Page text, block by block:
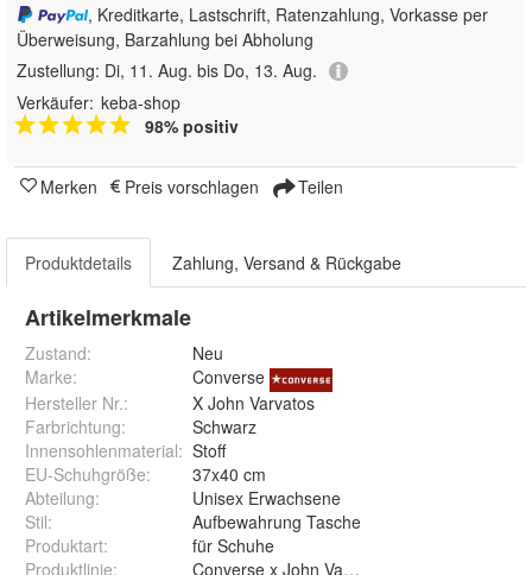
, Kreditkarte, Lastschrift, Ratenzahlung, Vorkasse per
Überweisung, Barzahlung bei Abholung
Zustellung: Di, 11. Aug. bis Do, 13. Aug.
Verkäufer: keba-shop
98% positiv
Merken Preis vorschlagen Teilen
Produktdetails Zahlung, Versand & Rückgabe
Artikelmerkmale
Zustand:
Neu
Marke:
Converse
Hersteller Nr.:
X John Varvatos
Farbrichtung:
Schwarz
Innensohlenmaterial: Stoff
EU-Schuhgröße:
37x40 cm
Abteilung:
Unisex Erwachsene
Stil:
Aufbewahrung Tasche
Produktart:
für Schuhe
Produktlinie:
Converse x John Varvatos